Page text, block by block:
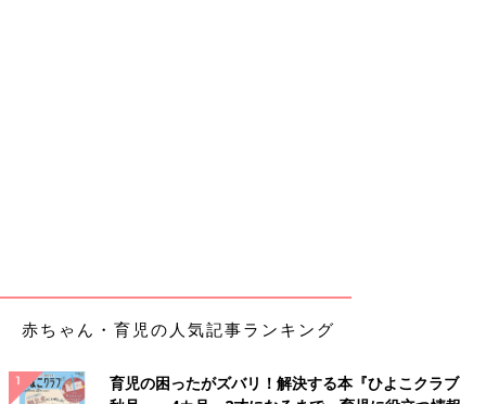
赤ちゃん・育児の人気記事ランキング
育児の困ったがズバリ！解決する本『ひよこクラブ